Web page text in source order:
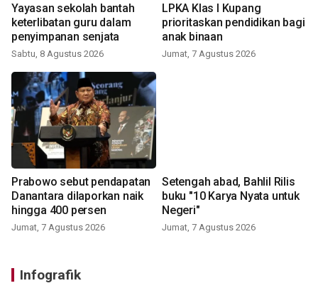
Yayasan sekolah bantah
keterlibatan guru dalam
penyimpanan senjata
Sabtu, 8 Agustus 2026
LPKA Klas I Kupang
prioritaskan pendidikan bagi
anak binaan
Jumat, 7 Agustus 2026
Prabowo sebut pendapatan
Danantara dilaporkan naik
hingga 400 persen
Jumat, 7 Agustus 2026
Setengah abad, Bahlil Rilis
buku "10 Karya Nyata untuk
Negeri"
Jumat, 7 Agustus 2026
Infografik